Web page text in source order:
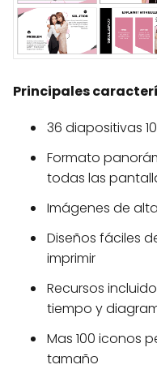
Principales
36 diapositivas
Formato
todas las
Imágenes de
Diseños fáciles
imprimir
Recursos
tiempo y
Mas 100 iconos
tamaño